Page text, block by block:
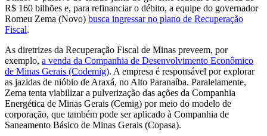
R$ 160 bilhões e, para refinanciar o débito, a equipe do governador
Romeu Zema (Novo) busca ingressar no plano de Recuperação
Fiscal.
As diretrizes da Recuperação Fiscal de Minas preveem, por
exemplo, a venda da Companhia de Desenvolvimento Econômico
de Minas Gerais (Codemig). A empresa é responsável por explorar
as jazidas de nióbio de Araxá, no Alto Paranaíba. Paralelamente,
Zema tenta viabilizar a pulverização das ações da Companhia
Energética de Minas Gerais (Cemig) por meio do modelo de
corporação, que também pode ser aplicado à Companhia de
Saneamento Básico de Minas Gerais (Copasa).